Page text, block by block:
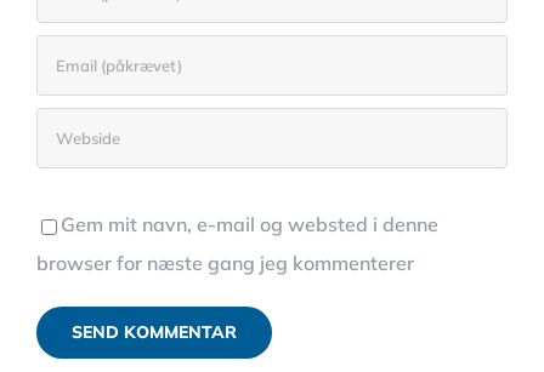
Gem mit navn, e-mail og websted i denne
browser for næste gang jeg kommenterer